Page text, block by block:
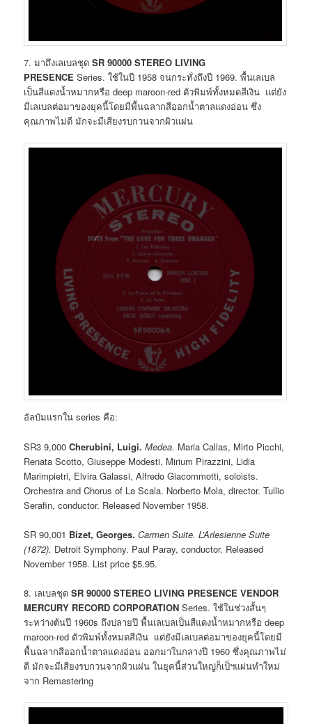
7. มาถึงเลเบลชุดSR 90000 STEREO LIVING
PRESENCESeries. ใช้ในปี 1958 จนกระทั่งถึงปี 1969. พื้นเลเบล
เป็นสีแดงน้ำหมากหรือ deep maroon-red ตัวพิมพ์ทั้งหมดสีเงิน แต่ยัง
มีเลเบลต่อมาของยุคนี้โดยมีพื้นฉลากสีออกน้ำตาลแดงอ่อน ซึ่ง
คุณภาพไม่ดี มักจะมีเสียงรบกวนจากผิวแผ่น
อัลบัมแรกใน series คือ:
SR3 9,000Cherubini, Luigi. Medea. Maria Callas, Mirto Picchi,
Renata Scotto, Giuseppe Modesti, Mirium Pirazzini, Lidia
Marimpietri, Elvira Galassi, Alfredo Giacommotti, soloists.
Orchestra and Chorus of La Scala. Norberto Mola, director. Tullio
Serafin, conductor. Released November 1958.
SR 90,001 Bizet, Georges. Carmen Suite. L’Arlesienne Suite
(1872). Detroit Symphony. Paul Paray, conductor. Released
November 1958. List price $5.95.
8. เลเบลชุด SR 90000 STEREO LIVING PRESENCE VENDOR
MERCURY RECORD CORPORATION Series. ใช้ในช่วงสั้นๆ
ระหว่างต้นปี 1960s ถึงปลายปี พื้นเลเบลเป็นสีแดงน้ำหมากหรือ deep
maroon-red ตัวพิมพ์ทั้งหมดสีเงิน แต่ยังมีเลเบลต่อมาของยุคนี้โดยมี
พื้นฉลากสีออกน้ำตาลแดงอ่อน ออกมาในกลางปี 1960 ซึ่งคุณภาพไม่
ดี มักจะมีเสียงรบกวนจากผิวแผ่น ในยุคนี้ส่วนใหญ่ก็เป็ฯแผ่นทำใหม่
จาก Remastering